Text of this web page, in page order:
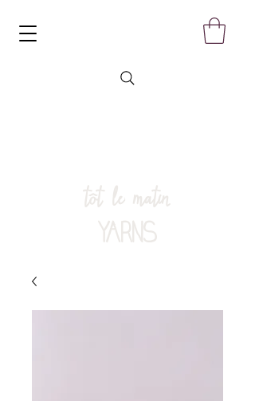
tôt le matin
YARNS